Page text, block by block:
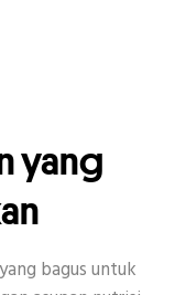
yang
bagus untuk